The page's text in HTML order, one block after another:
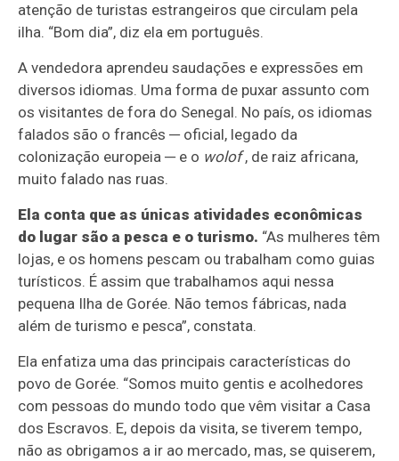
atenção de turistas estrangeiros que circulam pela
ilha. “Bom dia”, diz ela em português.
A vendedora aprendeu saudações e expressões em
diversos idiomas. Uma forma de puxar assunto com
os visitantes de fora do Senegal. No país, os idiomas
falados são o francês ─ oficial, legado da
colonização europeia ─ e o wolof, de raiz africana,
muito falado nas ruas.
Ela conta que as únicas atividades econômicas
do lugar são a pesca e o turismo. “As mulheres têm
lojas, e os homens pescam ou trabalham como guias
turísticos. É assim que trabalhamos aqui nessa
pequena Ilha de Gorée. Não temos fábricas, nada
além de turismo e pesca”, constata.
Ela enfatiza uma das principais características do
povo de Gorée. “Somos muito gentis e acolhedores
com pessoas do mundo todo que vêm visitar a Casa
dos Escravos. E, depois da visita, se tiverem tempo,
não as obrigamos a ir ao mercado, mas, se quiserem,